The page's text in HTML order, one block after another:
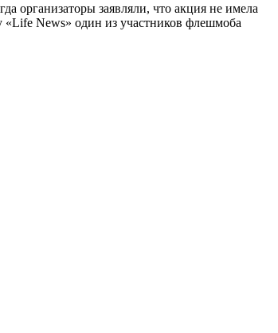
организаторы заявляли, что акция не имела
News» один из участников флешмоба